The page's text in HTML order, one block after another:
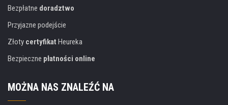
Bezpłatne doradztwo
Przyjazne podejście
Złoty certyfikat Heureka
Bezpieczne płatności online
MOŻNA NAS ZNALEŹĆ NA